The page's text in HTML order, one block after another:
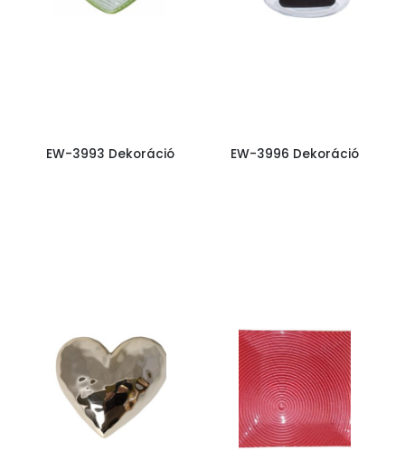
EW-3993 Dekoráció EW-3996 Dekoráció